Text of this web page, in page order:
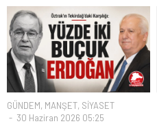
GÜNDEM, MANŞET, SİYASET
30 Haziran 2026 05:25